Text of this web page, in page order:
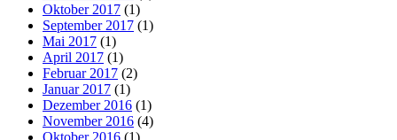
Oktober 2017 (1)
September 2017 (1)
Mai 2017 (1)
April 2017 (1)
Februar 2017 (2)
Januar 2017 (1)
Dezember 2016 (1)
November 2016 (4)
Oktober 2016 (1)